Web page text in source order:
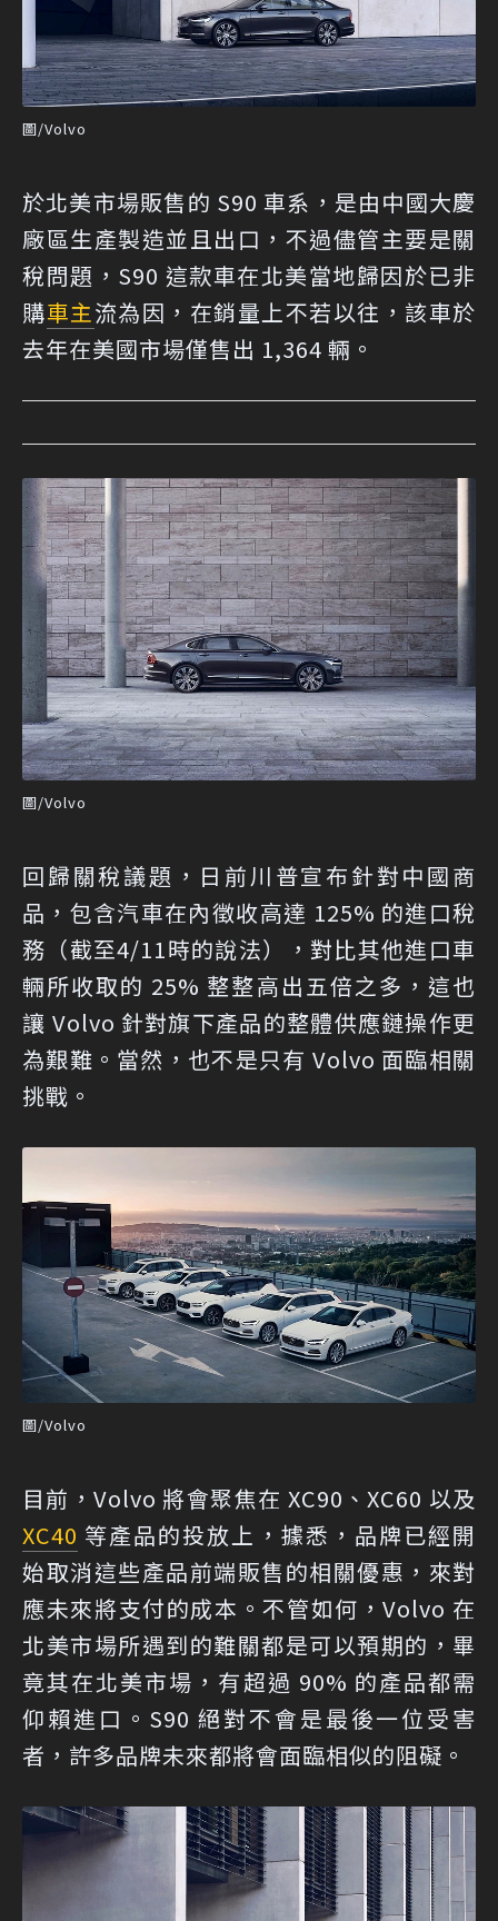
圖/Volvo
於北美市場販售的 S90 車系，是由中國大慶
廠區生產製造並且出口，不過儘管主要是關
稅問題，S90 這款車在北美當地歸因於已非
購車主流為因，在銷量上不若以往，該車於
去年在美國市場僅售出 1,364 輛。
圖/Volvo
回歸關稅議題，日前川普宣布針對中國商
品，包含汽車在內徵收高達 125% 的進口稅
務（截至4/11時的說法），對比其他進口車
輛所收取的 25% 整整高出五倍之多，這也
讓 Volvo 針對旗下產品的整體供應鏈操作更
為艱難。當然，也不是只有 Volvo 面臨相關
挑戰。
圖/Volvo
目前，Volvo 將會聚焦在 XC90、XC60 以及
XC40 等產品的投放上，據悉，品牌已經開
始取消這些產品前端販售的相關優惠，來對
應未來將支付的成本。不管如何，Volvo 在
北美市場所遇到的難關都是可以預期的，畢
竟其在北美市場，有超過 90% 的產品都需
仰賴進口。S90 絕對不會是最後一位受害
者，許多品牌未來都將會面臨相似的阻礙。